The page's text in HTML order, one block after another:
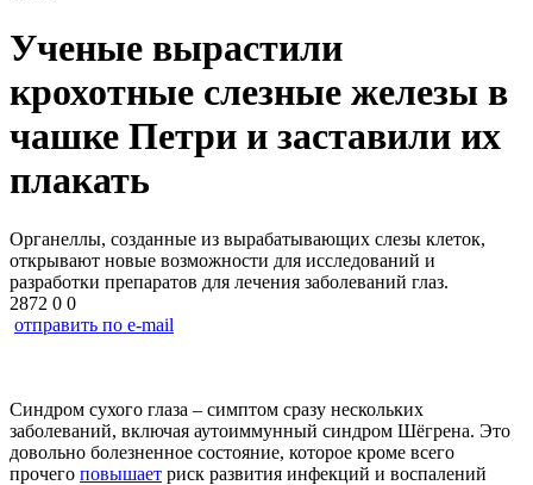
Ученые вырастили
крохотные слезные железы в
чашке Петри и заставили их
плакать
Органеллы, созданные из вырабатывающих слезы клеток,
открывают новые возможности для исследований и
разработки препаратов для лечения заболеваний глаз.
2872 0 0
отправить по e-mail
Синдром сухого глаза – симптом сразу нескольких
заболеваний, включая аутоиммунный синдром Шёгрена. Это
довольно болезненное состояние, которое кроме всего
прочего повышает риск развития инфекций и воспалений